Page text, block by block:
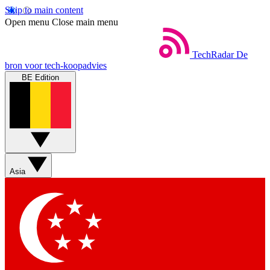
Skip to main content
Open menu Close main menu
TechRadar De
bron voor tech-koopadvies
BE Edition
Asia